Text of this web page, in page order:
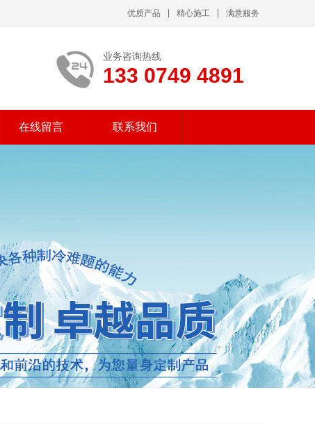
优质产品 精心施工 满意服务
业务咨询热线
133 0749 4891
在线留言 联系我们